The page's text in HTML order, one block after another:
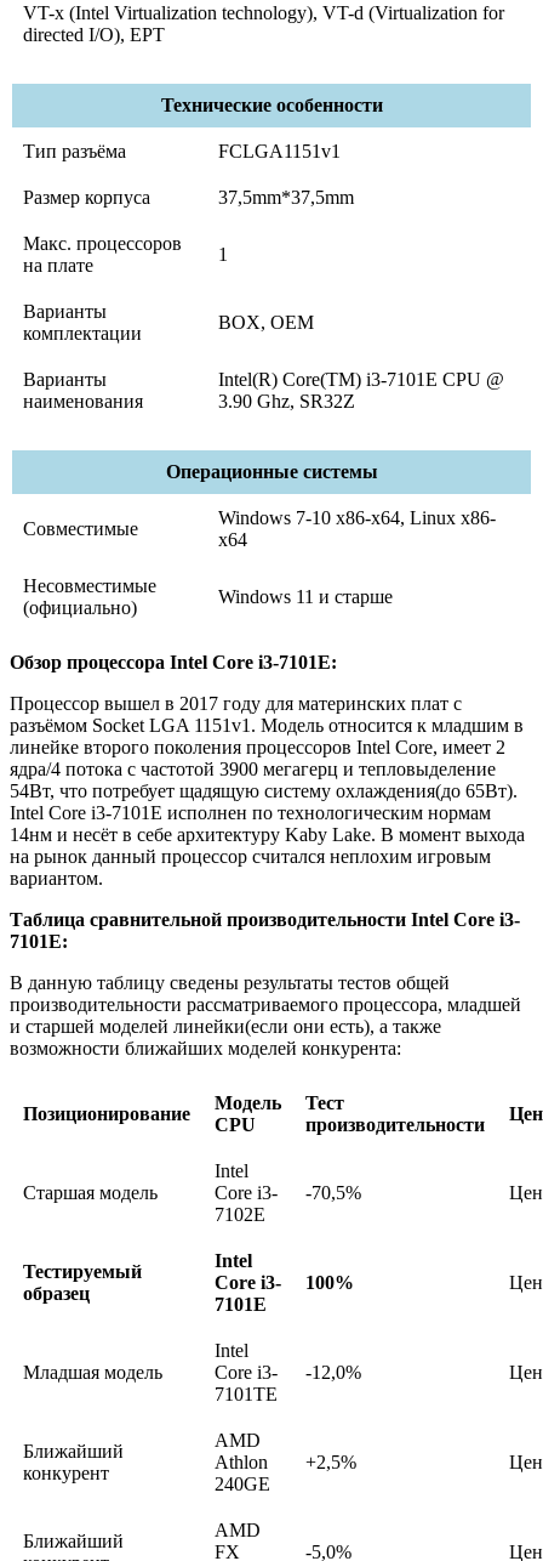
VT-x (Intel Virtualization technology), VT-d (Virtualization for
directed I/O), EPT
Технические особенности
Тип разъёма FCLGA1151v1
Размер корпуса 37,5mm*37,5mm
Макс. процессоров
на плате
1
Варианты
комплектации
BOX, OEM
Варианты
наименования
Intel(R) Core(TM) i3-7101E CPU @
3.90 Ghz, SR32Z
Операционные системы
Совместимые
Windows 7-10 x86-x64, Linux x86-
x64
Несовместимые
(официально)
Windows 11 и старше
Обзор процессора Intel Core i3-7101E:
Процессор вышел в 2017 году для материнских плат с
разъёмом Socket LGA 1151v1. Модель относится к младшим в
линейке второго поколения процессоров Intel Core, имеет 2
ядра/4 потока с частотой 3900 мегагерц и тепловыделение
54Вт, что потребует щадящую систему охлаждения(до 65Вт).
Intel Core i3-7101E исполнен по технологическим нормам
14нм и несёт в себе архитектуру Kaby Lake. В момент выхода
на рынок данный процессор считался неплохим игровым
вариантом.
Таблица сравнительной производительности Intel Core i3-
7101E:
В данную таблицу сведены результаты тестов общей
производительности рассматриваемого процессора, младшей
и старшей моделей линейки(если они есть), а также
возможности ближайших моделей конкурента:
Позиционирование
Модель
CPU
Тест
производительности
Старшая модель
Intel
Core i3-
7102E
-70,5%
Тестируемый
образец
Intel
Core i3-
7101E
100%
Младшая модель
Intel
Core i3-
7101TE
-12,0%
Ближайший
конкурент
AMD
Athlon
240GE
+2,5%
Ближайший
AMD
FX
-5,0%